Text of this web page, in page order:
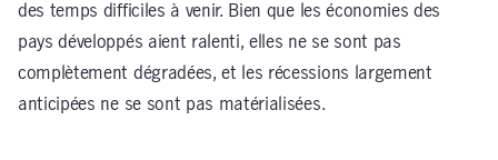
des temps difficiles à venir. Bien que les économies des
pays développés aient ralenti, elles ne se sont pas
complètement dégradées, et les récessions largement
anticipées ne se sont pas matérialisées.